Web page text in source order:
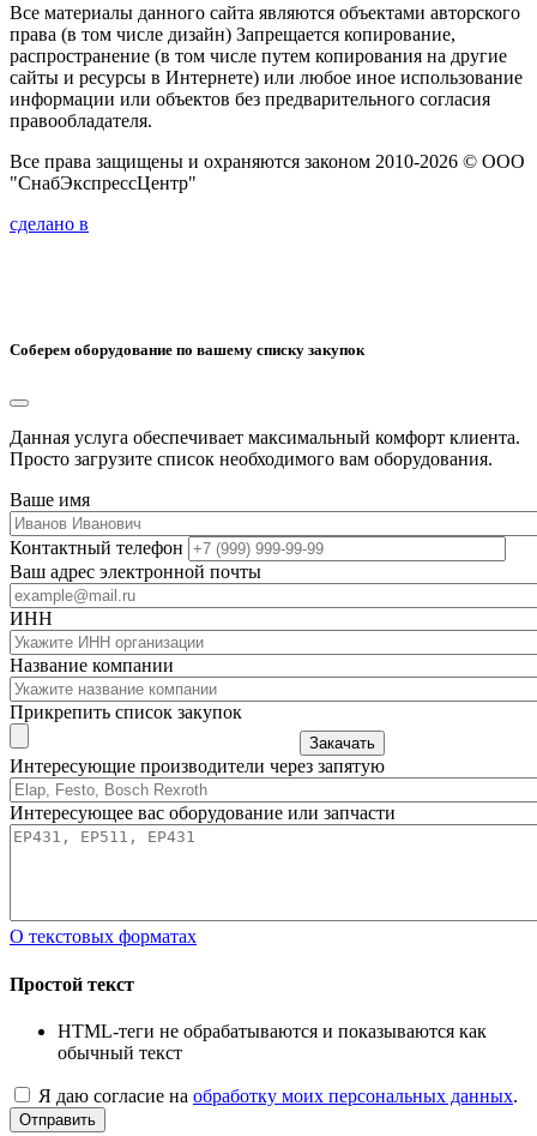
Все материалы данного сайта являются объектами авторского
права (в том числе дизайн) Запрещается копирование,
распространение (в том числе путем копирования на другие
сайты и ресурсы в Интернете) или любое иное использование
информации или объектов без предварительного согласия
правообладателя.
Все права защищены и охраняются законом 2010-2026 © ООО
"СнабЭкспрессЦентр"
сделано в
Соберем оборудование по вашему списку закупок
Данная услуга обеспечивает максимальный комфорт клиента.
Просто загрузите список необходимого вам оборудования.
Ваше имя
Контактный телефон
Ваш адрес электронной почты
ИНН
Название компании
Прикрепить список закупок
Закачать
Интересующие производители через запятую
Интересующее вас оборудование или запчасти
О текстовых форматах
Простой текст
HTML-теги не обрабатываются и показываются как
обычный текст
Я даю согласие на обработку моих персональных данных.
Отправить